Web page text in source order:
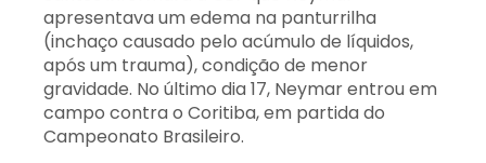
apresentava um edema na panturrilha
(inchaço causado pelo acúmulo de líquidos,
após um trauma), condição de menor
gravidade. No último dia 17, Neymar entrou em
campo contra o Coritiba, em partida do
Campeonato Brasileiro.